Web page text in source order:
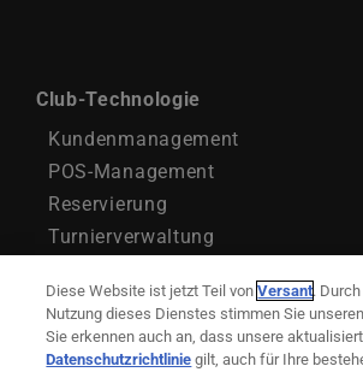
Club-Technologie
Kundenmanagement
POS-Management
Reservierung
Turnierverwaltung
Service-Management
Marketing
Diese Website ist jetzt Teil vonVersant.
Nutzung dieses Dienstes stimmen Sie
Sie erkennen auch an, dass unsere
Datenschutzrichtlinie gilt, auch für Ihre